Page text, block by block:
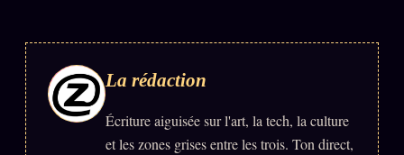
ÉQUIPE + AUTEURS
À propos
Founders
La rédaction
Écriture aiguisée sur l'art, la tech, la culture
et les zones grises entre les trois. Ton direct,